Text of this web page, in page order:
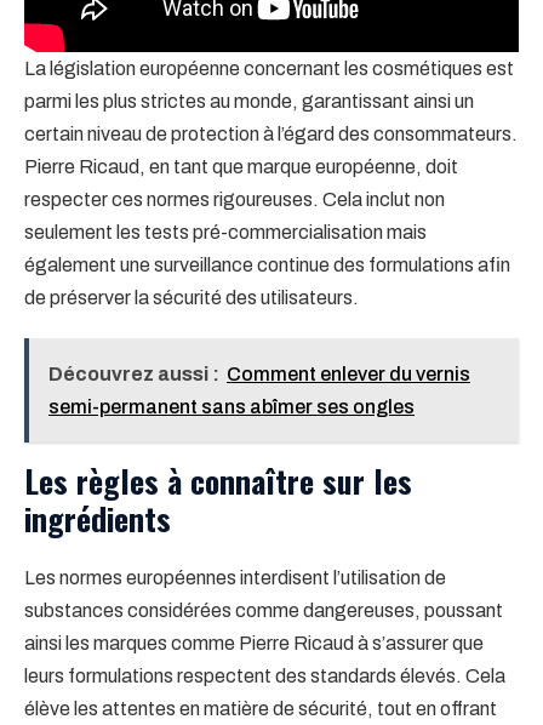
La législation européenne concernant les cosmétiques est
parmi les plus strictes au monde, garantissant ainsi un
certain niveau de protection à l’égard des consommateurs.
Pierre Ricaud, en tant que marque européenne, doit
respecter ces normes rigoureuses. Cela inclut non
seulement les tests pré-commercialisation mais
également une surveillance continue des formulations afin
de préserver la sécurité des utilisateurs.
Découvrez aussi : Comment enlever du vernis
semi-permanent sans abîmer ses ongles
Les règles à connaître sur les
ingrédients
Les normes européennes interdisent l’utilisation de
substances considérées comme dangereuses, poussant
ainsi les marques comme Pierre Ricaud à s’assurer que
leurs formulations respectent des standards élevés. Cela
élève les attentes en matière de sécurité, tout en offrant